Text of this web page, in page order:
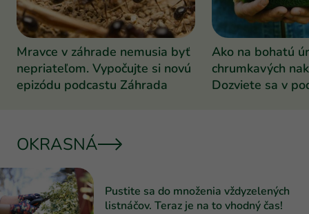
Mravce v záhrade nemusia byť
nepriateľom. Vypočujte si novú
epizódu podcastu Záhrada
Ako na bohatú
chrumkavých
Dozviete sa v
OKRASNÁ
Pustite sa do množenia vždyzelených
listnáčov. Teraz je na to vhodný čas!